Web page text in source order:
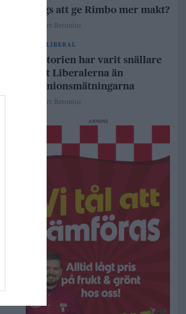
Dags att ge Rimbo mer makt?
Robert Beronius
LIBERAL
Historien har varit snällare
mot Liberalerna än
opinionsmätningarna
Robert Beronius
ANNONS